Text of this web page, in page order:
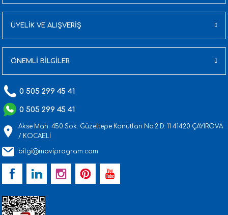
ÜYELİK VE ALIŞVERİŞ
ÖNEMLİ BİLGİLER
0 505 299 45 41
0 505 299 45 41
Akse Mah. 450 Sok. Güzeltepe Konutları No:2 D: 11 41420 ÇAYIROVA
/ KOCAELİ
bilgi@maviprogram.com